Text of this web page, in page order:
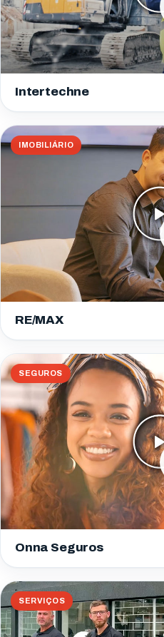
Intertechne
IMOBILIÁRIO
RE/MAX
SEGUROS
Onna Seguros
SERVIÇOS